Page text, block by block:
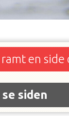
ramt en
siden